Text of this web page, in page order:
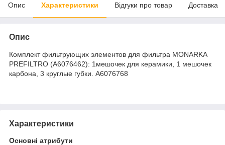
Опис Характеристики Відгуки про товар Доставка
Опис
Комплект фильтрующих элементов для фильтра MONARKA
PREFILTRO (A6076462): 1мешочек для керамики, 1 мешочек
карбона, 3 круглые губки. A6076768
Характеристики
Основні атрибути